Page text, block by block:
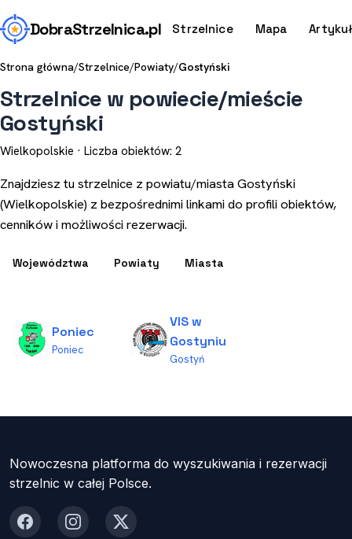
DobraStrzelnica.pl Strzelnice Mapa
Strona główna/Strzelnice/Powiaty/Gostyński
Strzelnice w powiecie/mieście
Gostyński
Wielkopolskie · Liczba obiektów: 2
Znajdziesz tu strzelnice z powiatu/miasta Gostyński
(Wielkopolskie) z bezpośrednimi linkami do profili obiektów,
cenników i możliwości rezerwacji.
Województwa Powiaty Miasta
Poniec
Poniec
VIS w
Gostyniu
Gostyń
Nowoczesna platforma do wyszukiwania i rezerwacji
strzelnic w całej Polsce.
FacebookInstagram
X